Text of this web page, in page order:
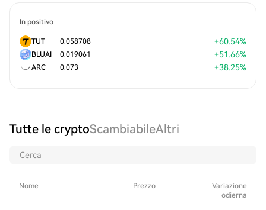
In positivo
TUT 0.058708 +60.54%
BLUAI 0.019061 +51.66%
ARC 0.073 +38.25%
Tutte le cryptoScambiabileAltri
Nome Prezzo
Variazione
odierna